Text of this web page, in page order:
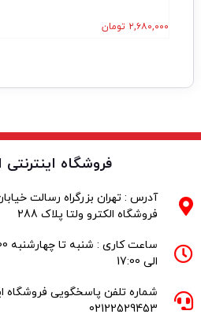
۲,۶۸۰,۰۰۰ تومان
فروشگاه اینترنتی
آدرس : تهران بزرگراه رسالت
فروشگاه الکترو ولتا پلاک 288
الی 17:00
شماره تلفن پاسخگویی فروشگاه
02122529453